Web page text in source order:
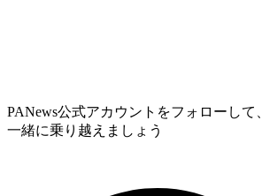
PANews公式アカウントをフォローして
一緒に乗り越えましょう